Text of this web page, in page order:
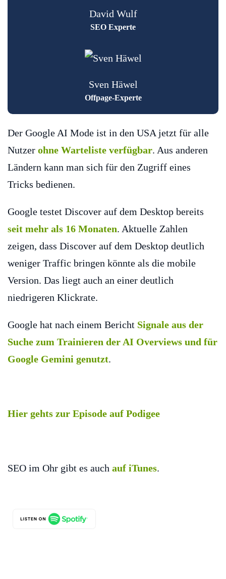
David Wulf
SEO Experte
Sven Häwel
Offpage-Experte
Der Google AI Mode ist in den USA jetzt für alle
Nutzer ohne Warteliste verfügbar. Aus anderen
Ländern kann man sich für den Zugriff eines
Tricks bedienen.
Google testet Discover auf dem Desktop bereits
seit mehr als 16 Monaten. Aktuelle Zahlen
zeigen, dass Discover auf dem Desktop deutlich
weniger Traffic bringen könnte als die mobile
Version. Das liegt auch an einer deutlich
niedrigeren Klickrate.
Google hat nach einem Bericht Signale aus der
Suche zum Trainieren der AI Overviews und für
Google Gemini genutzt.
Hier gehts zur Episode auf Podigee
SEO im Ohr gibt es auch auf iTunes.